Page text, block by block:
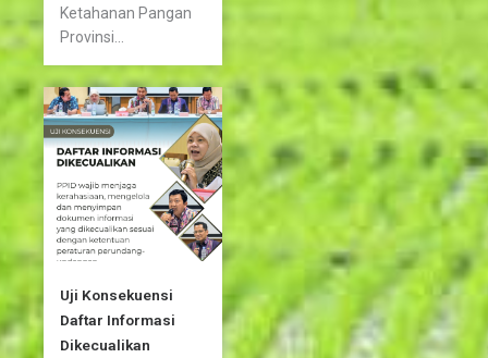
Ketahanan Pangan
Provinsi...
Uji Konsekuensi
Daftar Informasi
Dikecualikan